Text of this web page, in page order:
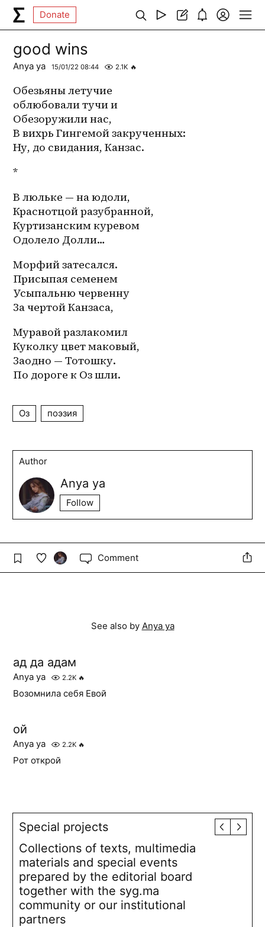
Donate
good wins
Anya ya 15/01/22 08:44 2.1K 🔥
Обезьяны летучие
облюбовали тучи и
Обезоружили нас,
В вихрь Гингемой закрученных:
Ну, до свидания, Канзас.
*
В люльке — на юдоли,
Краснотцой разубранной,
Куртизанским куревом
Одолело Долли…
Морфий затесался.
Присыпая семенем
Усыпальню червенну
За чертой Канзаса,
Муравой разлакомил
Куколку цвет маковый,
Заодно — Тотошку.
По дороге к Оз шли.
Оз поэзия
Author
Anya ya
Follow
Comment
See also by Anya ya
ад да адам
Anya ya 2.2K 🔥
Возомнила себя Евой
ой
Anya ya 2.2K 🔥
Рот открой
Special projects
Collections of texts, multimedia
materials and special events
prepared by the editorial board
together with the syg.ma
community or our institutional
partners